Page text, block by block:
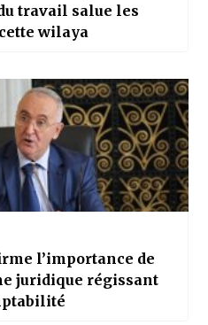
travail salue les
wilaya
l’importance de
juridique régissant